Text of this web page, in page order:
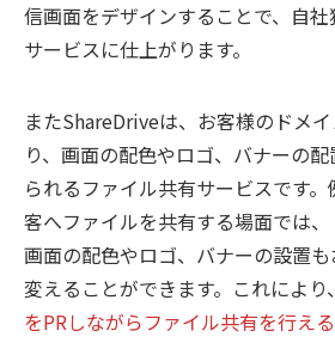
信画面をデザインすることで、自
サービスに仕上がります。
またShareDriveは、お客様のドメ
り、画面の配色やロゴ、バナーの
られるファイル共有サービスです
客へファイルを共有する場面では
画面の配色やロゴ、バナーの設置
変えることができます。これにより
をPRしながらファイル共有を行える